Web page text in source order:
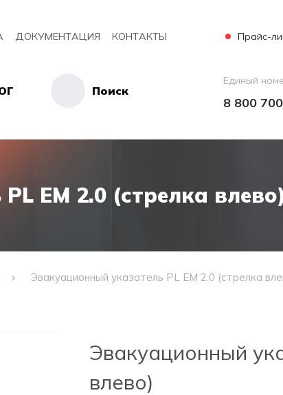
ДОКУМЕНТАЦИЯ КОНТАКТЫ Прайс-
Поиск
Единый
8 800
EM 2.0 (стрелка
Эвакуационный указатель PL EM 2.0 (стрелка
Эвакуационный
влево)